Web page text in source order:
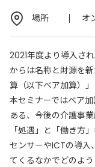
場所 オ
2021年度より導入さ
からは名称と財源を
算（以下ベア加算）
本セミナーではベア
ある、今後の介護事
「処遇」と「働き方
センサーやICTの導入
てくるなかでどのよ